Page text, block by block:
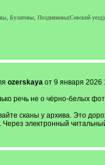
Булатовы, Поздняковы(Севский
ozerskayaот 9 января 2026
речь не о чёрно-белых
сканы у архива. Это
электронный